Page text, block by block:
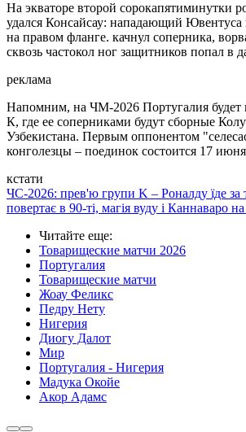
На экваторе второй сорокапятиминутки
удался Консайсау: нападающий Ювентуса
на правом фланге. качнул соперника,
сквозь частокол ног защитников попал в
реклама
Напомним, на ЧМ-2026 Португалия будет
К, где ее соперниками будут сборные
Узбекистана. Первым оппонентом
конголезцы – поединок состоится 17
кстати
ЧС-2026: прев'ю групи K – Роналду їде за
повертає в 90-ті, магія вуду і Каннаваро на
Читайте еще:
Товарищеские матчи 2026
Португалия
Товарищеские матчи
Жоау Феликс
Педру Нету
Нигерия
Диогу Далот
Мир
Португалия - Нигерия
Мадука Окойе
Акор Адамс